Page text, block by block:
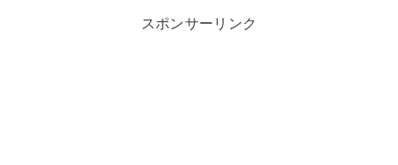
スポンサーリンク